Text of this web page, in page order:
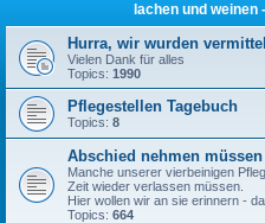
lachen und weinen
Hurra, wir wurden
Vielen Dank für alles
Topics: 1990
Pflegestellen Tagebuch
Topics: 8
Abschied nehmen müssen
Manche unserer vierbeinigen
Zeit wieder verlassen müssen.
Hier wollen wir an sie erinnern -
Topics: 664